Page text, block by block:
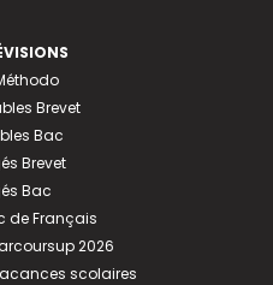
Brevet
Bac
Brevet
Bac
de Français
2026
scolaires